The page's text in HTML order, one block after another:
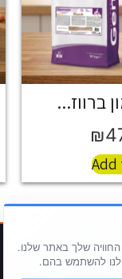
ברווז...
₪
Add
עגלת קניות
שלך באתר שלנו.
לנו להשתמש בהם.